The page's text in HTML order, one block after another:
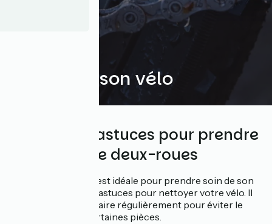
Entretenir son vélo
Conseils et astuces pour prendre
soin de votre deux-roues
La période actuelle est idéale pour prendre soin de son
vélo. Voici quelques astuces pour nettoyer votre vélo. Il
est important de le faire régulièrement pour éviter le
vieillissement de certaines pièces.